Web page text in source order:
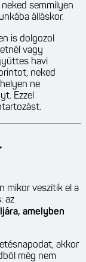
semmilyen
álláskor.
is dolgozol
vagy
havi
neked
ne
Ezzel
mikor veszítik el a
az
amelyben
akkor
még nem